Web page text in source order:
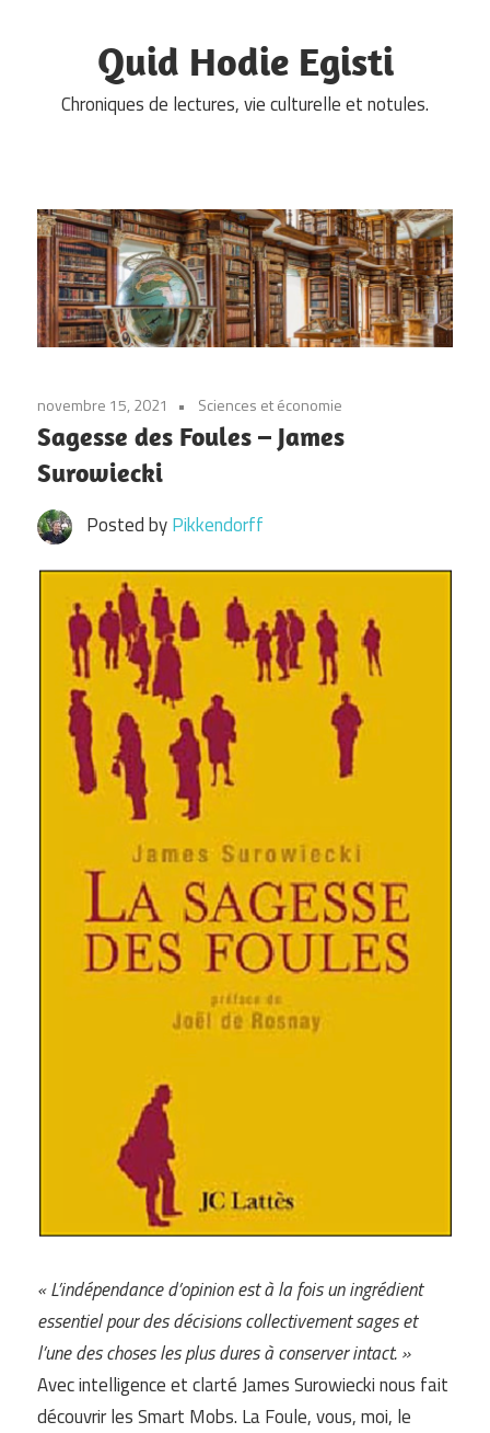
Quid Hodie Egisti
Chroniques de lectures, vie culturelle et notules.
novembre 15, 2021 Sciences et économie
Sagesse des Foules – James
Surowiecki
Posted byPikkendorff
« L’indépendance d’opinion est à la fois un ingrédient
essentiel pour des décisions collectivement sages et
l’une des choses les plus dures à conserver intact. »
Avec intelligence et clarté James Surowiecki nous fait
découvrir les Smart Mobs. La Foule, vous, moi, le